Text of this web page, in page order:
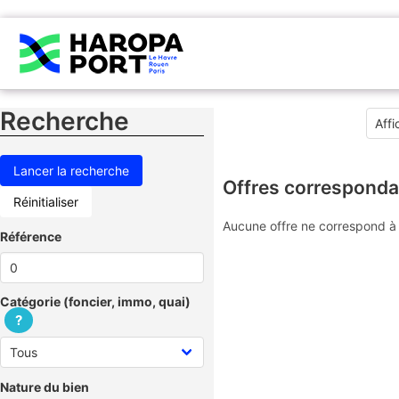
Recherche
Réinitialiser
Référence
Catégorie (foncier, immo, quai)
?
Nature du bien
Offres
Aucune offre ne correspond